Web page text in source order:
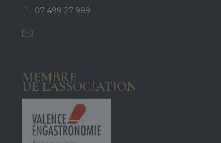
07 499 27 999
MEMBRE
DE L'ASSOCIATION